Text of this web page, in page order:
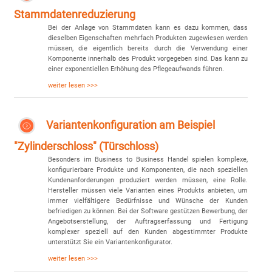
Stammdatenreduzierung
Bei der Anlage von Stammdaten kann es dazu kommen, dass
dieselben Eigenschaften mehrfach Produkten zugewiesen werden
müssen, die eigentlich bereits durch die Verwendung einer
Komponente innerhalb des Produkt vorgegeben sind. Das kann zu
einer exponentiellen Erhöhung des Pflegeaufwands führen.
weiter lesen >>>
Variantenkonfiguration am Beispiel
"Zylinderschloss" (Türschloss)
Besonders im Business to Business Handel spielen komplexe,
konfigurierbare Produkte und Komponenten, die nach speziellen
Kundenanforderungen produziert werden müssen, eine Rolle.
Hersteller müssen viele Varianten eines Produkts anbieten, um
immer vielfältigere Bedürfnisse und Wünsche der Kunden
befriedigen zu können. Bei der Software gestützen Bewerbung, der
Angebotserstellung, der Auftragserfassung und Fertigung
komplexer speziell auf den Kunden abgestimmter Produkte
unterstützt Sie ein Variantenkonfigurator.
weiter lesen >>>